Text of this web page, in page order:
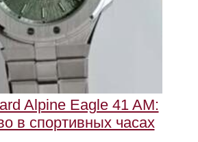
Alpine Eagle 41 AM:
в спортивных часах